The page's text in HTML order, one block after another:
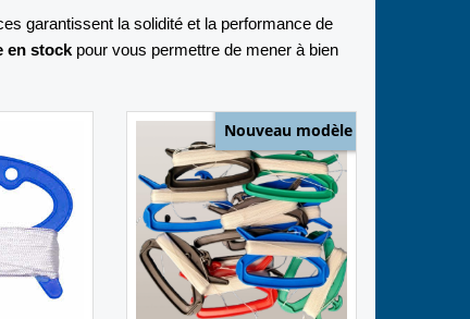
garantissent la solidité et la performance de
en stock pour vous permettre de mener à bien
Nouveau modèle